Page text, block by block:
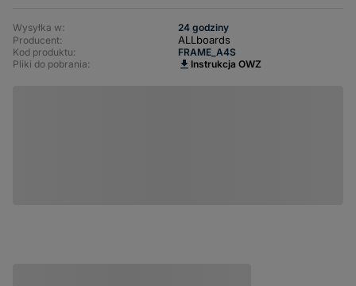
Wysyłka w:
24 godziny
Producent:
ALLboards
Kod produktu:
FRAME_A4S
Pliki do pobrania:
Instrukcja OWZ